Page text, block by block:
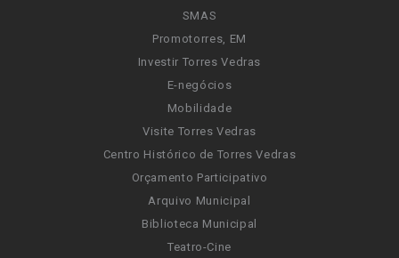
SMAS
Promotorres, EM
Investir Torres Vedras
E-negócios
Mobilidade
Visite Torres Vedras
Centro Histórico de Torres Vedras
Orçamento Participativo
Arquivo Municipal
Biblioteca Municipal
Teatro-Cine